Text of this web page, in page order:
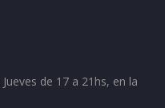
Jueves de 17 a 21hs, en la